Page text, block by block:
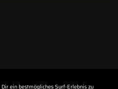
ein bestmögliches Surf-Erlebnis zu